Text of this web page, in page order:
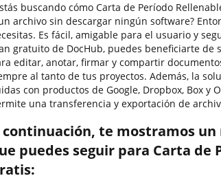
buscando cómo Carta de Período
archivo sin descargar ningún software?
Es fácil, amigable para el usuario y
gratuito de DocHub, puedes beneficiarte de
editar, anotar, firmar y compartir
al tanto de tus proyectos. Además, la
con productos de Google, Dropbox, Box y
una transferencia y exportación de
continuación, te mostramos un
puedes seguir para Carta de